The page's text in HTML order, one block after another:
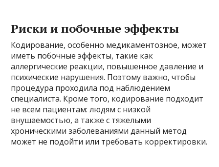
Риски и побочные эффекты
Кодирование, особенно медикаментозное, может
иметь побочные эффекты, такие как
аллергические реакции, повышенное давление и
психические нарушения. Поэтому важно, чтобы
процедура проходила под наблюдением
специалиста. Кроме того, кодирование подходит
не всем пациентам: людям с низкой
внушаемостью, а также с тяжелыми
хроническими заболеваниями данный метод
может не подойти или требовать корректировки.